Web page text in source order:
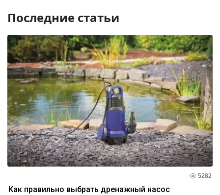
Последние статьи
5282
Как правильно выбрать дренажный насос